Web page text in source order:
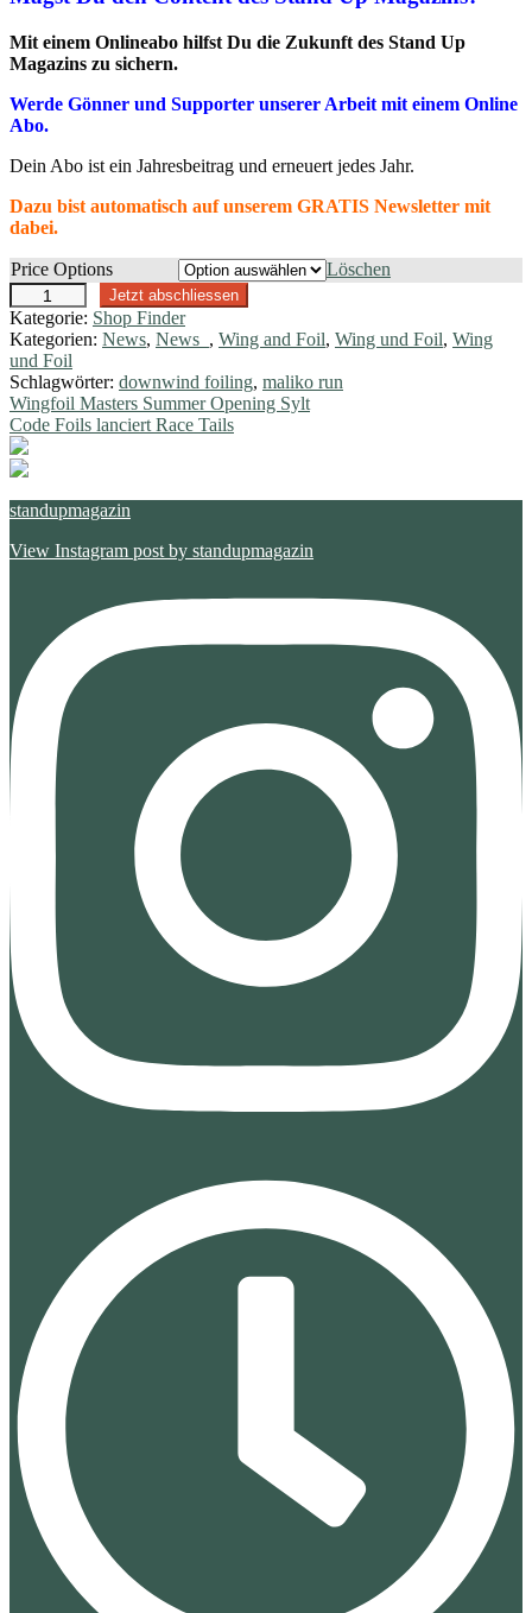
Mit einem Onlineabo hilfst Du die Zukunft des Stand Up
Magazins zu sichern.
Werde Gönner und Supporter unserer Arbeit mit einem Online
Abo.
Dein Abo ist ein Jahresbeitrag und erneuert jedes Jahr.
Dazu bist automatisch auf unserem GRATIS Newsletter mit
dabei.
Price Options
Löschen
O
n
l
i
n
e
A
b
o
M
e
g
Jetzt abschliessen
Kategorie: Shop Finder
Kategorien: News, News_ , Wing and Foil, Wing und Foil, Wing
und Foil
Schlagwörter: downwind foiling, maliko run
Beitragsnavigation
Vorheriger
Beitrag:
Wingfoil Masters Summer Opening Sylt
Nächster
Beitrag:
Code Foils lanciert Race Tails
standupmagazin
View Instagram post by standupmagazin